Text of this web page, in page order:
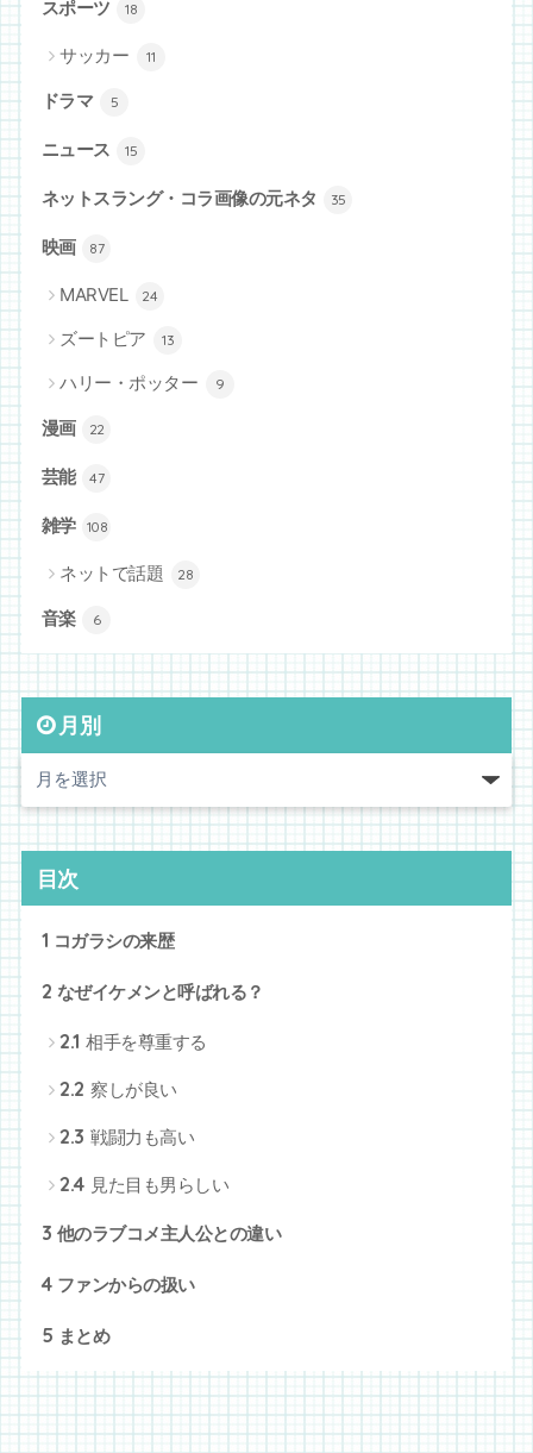
スポーツ 18
サッカー 11
ドラマ 5
ニュース 15
ネットスラング・コラ画像の元ネタ 35
映画 87
MARVEL 24
ズートピア 13
ハリー・ポッター 9
漫画 22
芸能 47
雑学 108
ネットで話題 28
音楽 6
月別
目次
1 コガラシの来歴
2 なぜイケメンと呼ばれる？
2.1 相手を尊重する
2.2 察しが良い
2.3 戦闘力も高い
2.4 見た目も男らしい
3 他のラブコメ主人公との違い
4 ファンからの扱い
5 まとめ